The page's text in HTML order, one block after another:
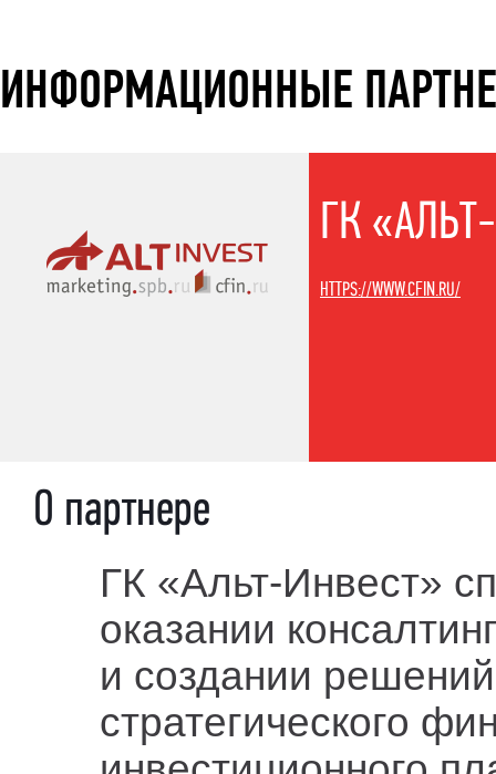
ИНФОРМАЦИОННЫЕ
ГК
HTTPS://WWW.CFIN.RU/
О партнере
ГК «Альт-Инвест»
оказании
и создании
стратегического